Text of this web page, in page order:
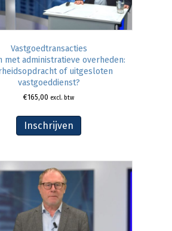
Vastgoedtransacties
met administratieve overheden:
of uitgesloten
vastgoeddienst?
€165,00 excl. btw
Inschrijven